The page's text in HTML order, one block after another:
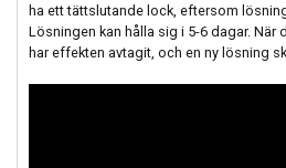
ha ett tättslutande lock, eftersom
Lösningen kan hålla sig i 5-6 dagar. När
har effekten avtagit, och en ny lösning